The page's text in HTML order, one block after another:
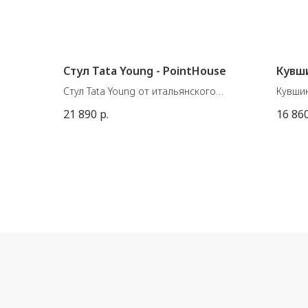
Стул Tata Young - PointHouse
Стул Tata Young от итальянского
Материал: металл + полипропилен.
21 890 р. 16